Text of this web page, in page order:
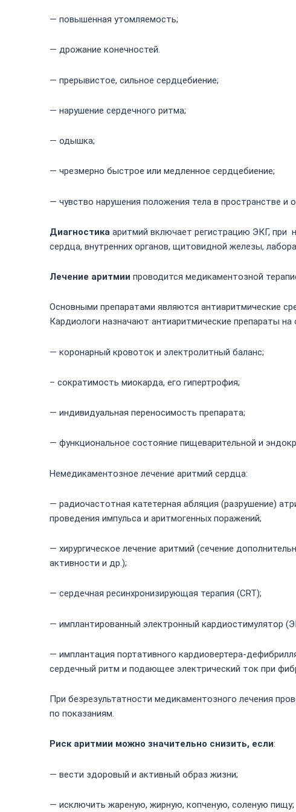
— повышенная утомляемость;
— дрожание конечностей.
— прерывистое, сильное сердцебиение;
— нарушение сердечного ритма;
— одышка;
— чрезмерно быстрое или медленное сердцебиение;
— чувство нарушения положения тела в пространстве и
Диагностика аритмий включает регистрацию ЭКГ, при
сердца, внутренних органов, щитовидной железы,
Лечение аритмии проводится медикаментозной
Основными препаратами являются антиаритмические
Кардиологи назначают антиаритмические препараты на
— коронарный кровоток и электролитный баланс;
– сократимость миокарда, его гипертрофия;
— индивидуальная переносимость препарата;
— функциональное состояние пищеварительной и
Немедикаментозное лечение аритмий сердца:
— радиочастотная катетерная абляция (разрушение)
проведения импульса и аритмогенных поражений;
— хирургическое лечение аритмий (сечение
активности и др.);
— сердечная ресинхронизирующая терапия (CRT);
— имплантированный электронный кардиостимулятор
— имплантация портативного кардиовертера-
сердечный ритм и подающее электрический ток при
При безрезультатности медикаментозного лечения
по показаниям.
Риск аритмии можно значительно снизить, если:
— вести здоровый и активный образ жизни;
— исключить жареную, жирную, копченую, соленую пищу;